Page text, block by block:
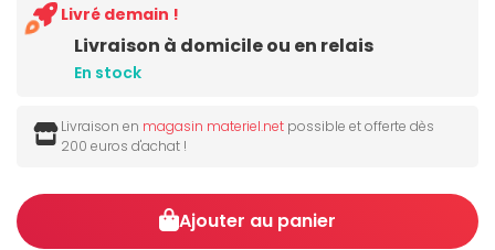
Livraison à domicile ou en relais
En stock
Livré demain !
Livraison en magasin materiel.net possible et offerte dès
200 euros d'achat !
Ajouter au panier